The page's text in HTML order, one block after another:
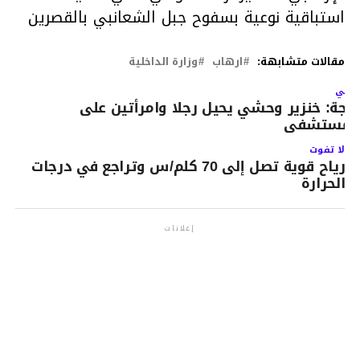
استباقية نوعية بسفوح جبل الشعانبي بالقصرين
مقالات متشابهة: ارهاب وزارة الداخلية
خنزير وحشي يحيل رجلا وامرأتين على
لا تفوت
رياح قوية تصل إلى 70 كلم/س وتراجع في درجات
الحرارة
إعلانات